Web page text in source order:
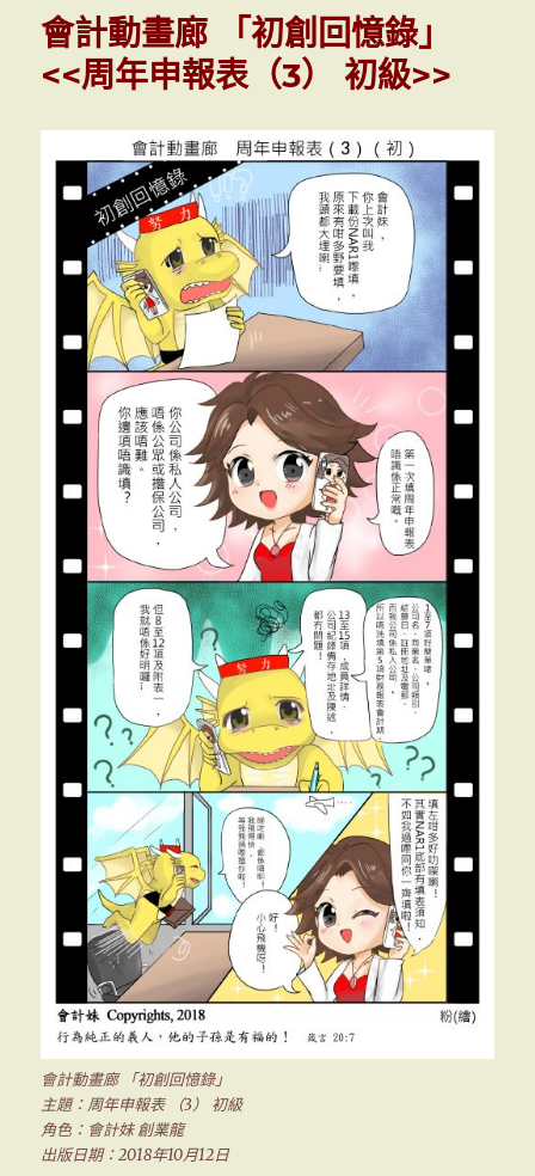
畫
廊
「初
回
憶
錄」
<<
周
年
申
報
表
（4）
初
級
>>
會計動畫廊 「初創回憶錄」
<<周年申報表（3） 初級>>
會計動畫廊 「初創回憶錄」
主題：周年申報表 （3） 初級
角色：會計妹 創業龍
出版日期：2018年10月12日